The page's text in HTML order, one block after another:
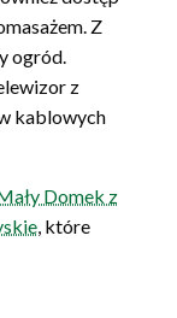
Z
ogród.
z
kablowych
Domek z
, które